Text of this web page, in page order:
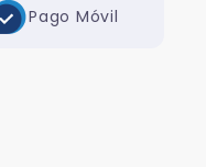
Pago Móvil